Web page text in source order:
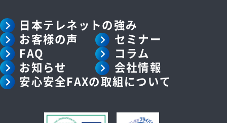
日本テレネットの強み
お客様の声
セミナー
FAQ
コラム
お知らせ
会社情報
安心安全FAXの取組について